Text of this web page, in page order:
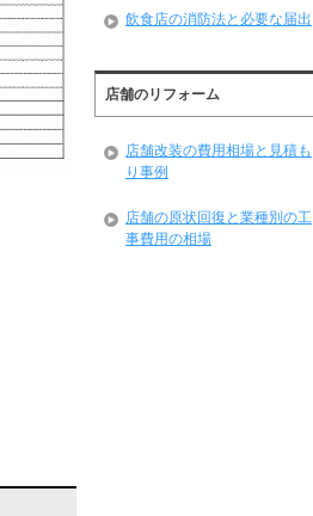
飲食店の消防法と必要な届出
店舗のリフォーム
店舗改装の費用相場と見積も
り事例
店舗の原状回復と業種別の工
事費用の相場